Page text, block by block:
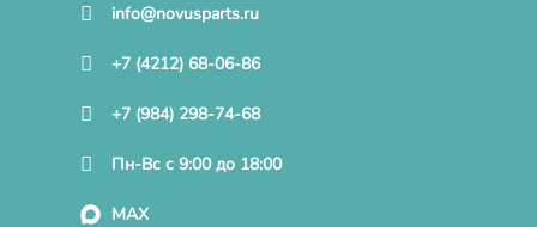
info@novusparts.ru
+7 (4212) 68-06-86
+7 (984) 298-74-68
Пн-Вс с 9:00 до 18:00
MAX